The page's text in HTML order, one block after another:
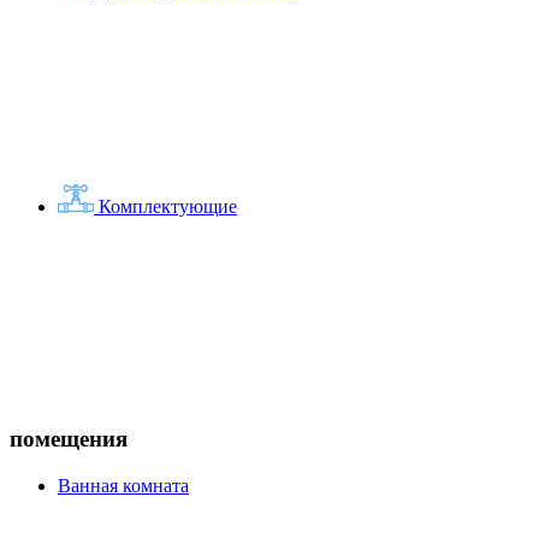
Комплектующие
помещения
Ванная комната